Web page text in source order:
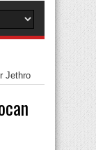
Jethro